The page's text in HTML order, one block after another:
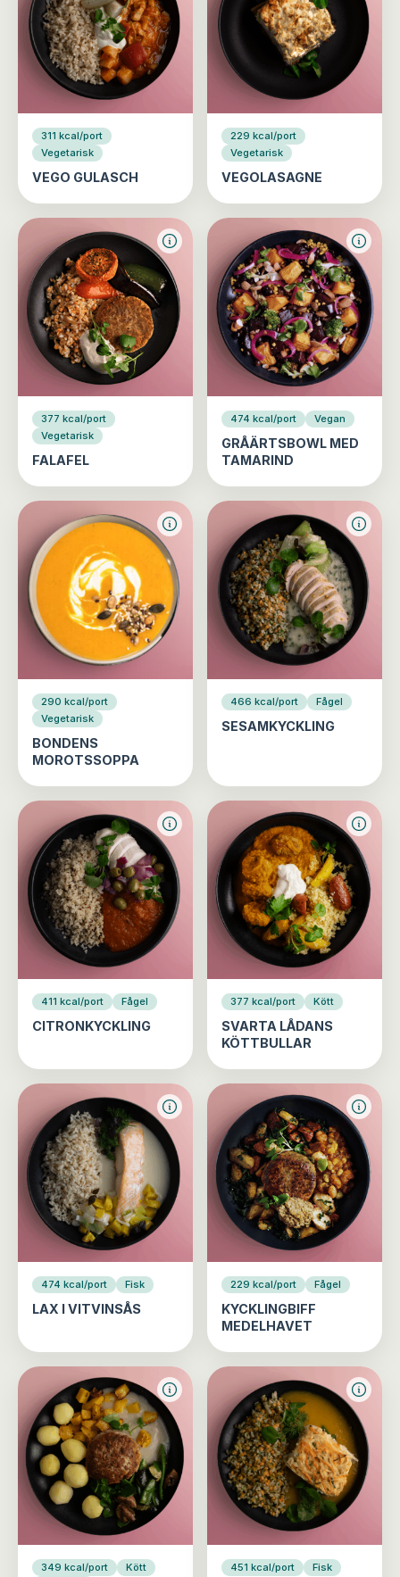
311 kcal/port
Vegetarisk
VEGO GULASCH
229 kcal/port
Vegetarisk
VEGOLASAGNE
377 kcal/port
Vegetarisk
FALAFEL
474 kcal/port Vegan
GRÅÄRTSBOWL MED
TAMARIND
290 kcal/port
Vegetarisk
BONDENS
MOROTSSOPPA
466 kcal/port Fågel
SESAMKYCKLING
411 kcal/port Fågel
CITRONKYCKLING
377 kcal/port Kött
SVARTA LÅDANS
KÖTTBULLAR
474 kcal/port Fisk
LAX I VITVINSÅS
229 kcal/port Fågel
KYCKLINGBIFF
MEDELHAVET
349 kcal/port
Kött
451 kcal/port Fisk